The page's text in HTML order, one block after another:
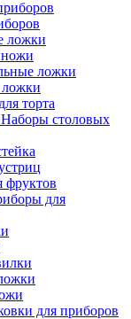
ложки
ножи
ложки
торта
Наборы столовых
для
для приборов